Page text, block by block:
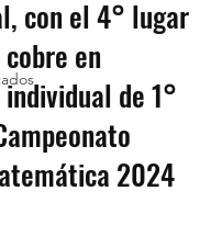
con el 4° lugar
en
de 1°
2024